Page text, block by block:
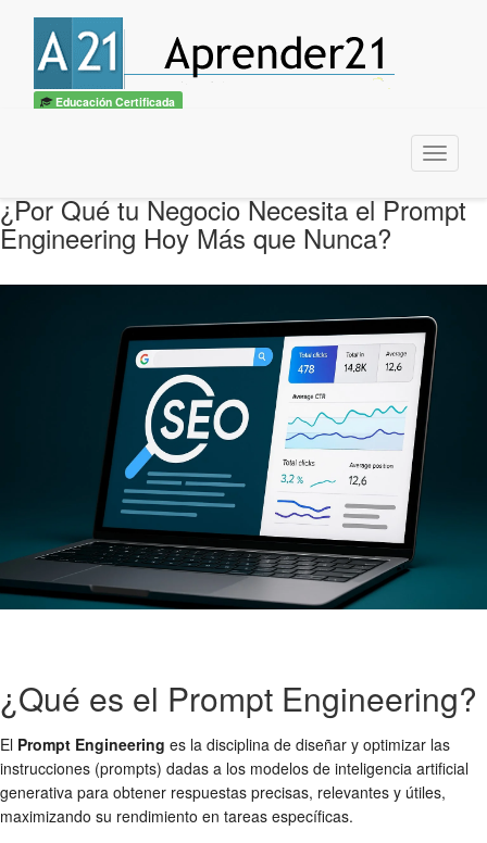
Educación Certificada
Menu
¿Por Qué tu Negocio Necesita el Prompt
Engineering Hoy Más que Nunca?
¿Qué es el Prompt Engineering?
El Prompt Engineering es la disciplina de diseñar y optimizar las
instrucciones (prompts) dadas a los modelos de inteligencia artificial
generativa para obtener respuestas precisas, relevantes y útiles,
maximizando su rendimiento en tareas específicas.